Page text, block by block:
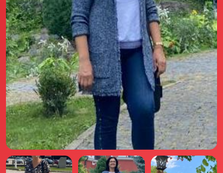
Agenzia matrimoniale Club di Più
Love Notebook
Il libro Donna di Cuori
Quanto costa Club di Più
Love Academy
Domande Frequenti
Impegno Sociale
Le nostre sedi
Facebook
YouTube
Instagram